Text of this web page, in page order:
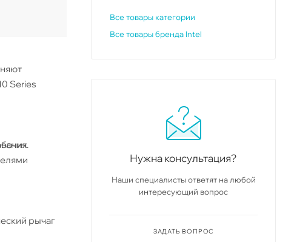
Series
рычаг
Все товары категории
Все товары бренда Intel
Нужна консультация?
Наши специалисты ответят на любой
интересующий вопрос
ЗАДАТЬ ВОПРОС